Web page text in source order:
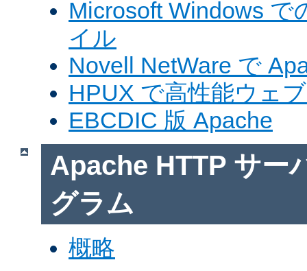
Microsoft Windows で
イル
Novell NetWare で
HPUX で高性能ウェ
EBCDIC 版 Apache
Apache HTTP サー
グラム
概略